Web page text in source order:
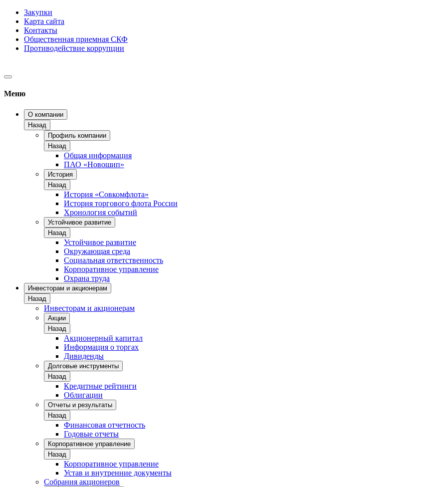
Закупки
Карта сайта
Контакты
Общественная приемная СКФ
Противодействие коррупции
Меню
О компании
Назад
Профиль компании
Назад
Общая информация
ПАО «Новошип»
История
Назад
История «Совкомфлота»
История торгового флота России
Хронология событий
Устойчивое развитие
Назад
Устойчивое развитие
Окружающая среда
Социальная ответственность
Корпоративное управление
Охрана труда
Инвесторам и акционерам
Назад
Инвесторам и акционерам
Акции
Назад
Акционерный капитал
Информация о торгах
Дивиденды
Долговые инструменты
Назад
Кредитные рейтинги
Облигации
Отчеты и результаты
Назад
Финансовая отчетность
Годовые отчеты
Корпоративное управление
Назад
Корпоративное управление
Устав и внутренние документы
Собрания акционеров